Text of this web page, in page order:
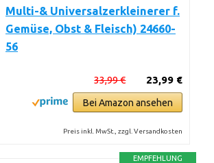
Multi-& Universalzerkleinerer f.
Gemüse, Obst & Fleisch) 24660-
56
23,99 €
33,99 €
Bei Amazon ansehen
Preis inkl. MwSt., zzgl. Versandkosten
EMPFEHLUNG